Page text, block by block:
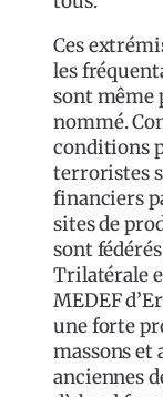
Ces
les
sont même
nommé.
conditions
terroristes
financiers
sites de
sont
Trilatérale
MEDEF
une forte
massons et
anciennes